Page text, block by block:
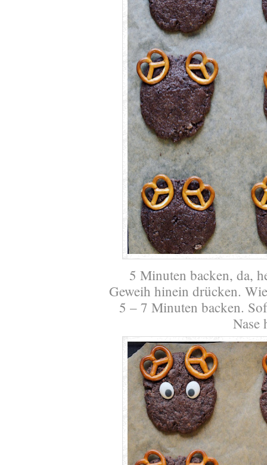
5 Minuten backen, da,
Geweih hinein drücken.
5 – 7 Minuten backen.
Nase